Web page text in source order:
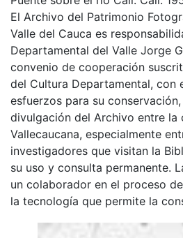
El Archivo del Patrimonio
Valle del Cauca es
Departamental del Valle Jorge
convenio de cooperación
del Cultura Departamental, con
esfuerzos para su
divulgación del Archivo entre la
Vallecaucana, especialmente
investigadores que visitan la
su uso y consulta permanente.
un colaborador en el proceso
la tecnología que permite la